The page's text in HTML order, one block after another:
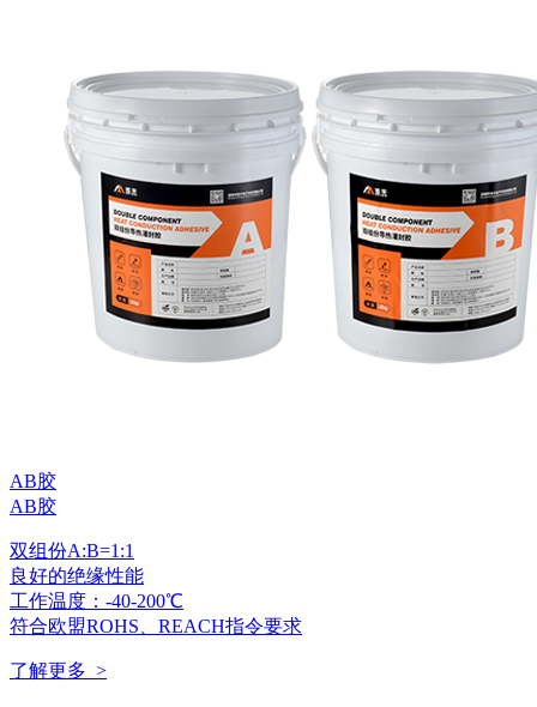
AB胶
AB胶
双组份A:B=1:1
良好的绝缘性能
工作温度：-40-200℃
符合欧盟ROHS、REACH指令要求
了解更多 >